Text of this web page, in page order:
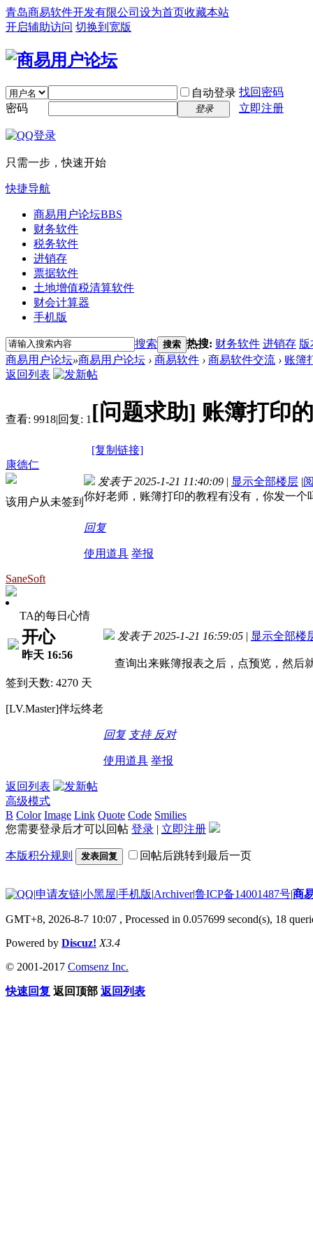
青岛商易软件开发有限公司 设为首页收藏本站
开启辅助访问 切换到宽版
自动登录 找回密码
密码
登录 立即注册
只需一步，快速开始
快捷导航
商易用户论坛BBS
财务软件
税务软件
进销存
票据软件
土地增值税清算软件
财会计算器
手机版
搜索 搜索 热搜: 财务软件 进销存 版
商易用户论坛»商易用户论坛 › 商易软件 › 商易软件交流 › 账簿
返回列表
查看: 9918|回复: 1 [问题求助] 账簿打印
[复制链接]
康德仁
该用户从未签到
发表于 2025-1-21 11:40:09 | 显示全部楼层 |
你好老师，账簿打印的教程有没有，你发一个
回复
使用道具 举报
SaneSoft
TA的每日心情
开心
昨天 16:56
签到天数: 4270 天
[LV.Master]伴坛终老
发表于 2025-1-21 16:59:05 | 显示全部楼
查询出来账簿报表之后，点预览，然后
回复 支持 反对
使用道具 举报
返回列表
高级模式
B Color Image Link Quote Code Smilies
您需要登录后才可以回帖 登录 | 立即注册
本版积分规则 发表回复 回帖后跳转到最后一页
|申请友链|小黑屋|手机版|Archiver|鲁ICP备14001487号|商
GMT+8, 2026-8-7 10:07 , Processed in 0.057699 second(s), 18
Powered by Discuz! X3.4
© 2001-2017 Comsenz Inc.
快速回复 返回顶部 返回列表